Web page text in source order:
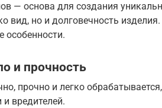
— основа для создания
вид, но и долговечность
особенности.
и прочность
прочно и легко
вредителей.